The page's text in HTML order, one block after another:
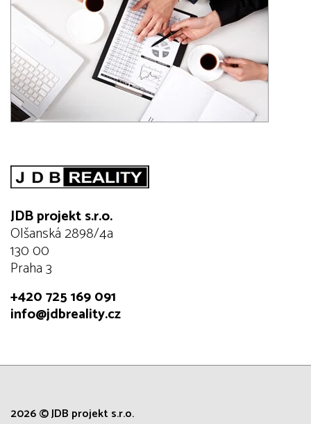
JDB projekt s.r.o.
Olšanská 2898/4a
130 00
Praha 3
+420 725 169 091
info@jdbreality.cz
2026 © JDB projekt s.r.o.